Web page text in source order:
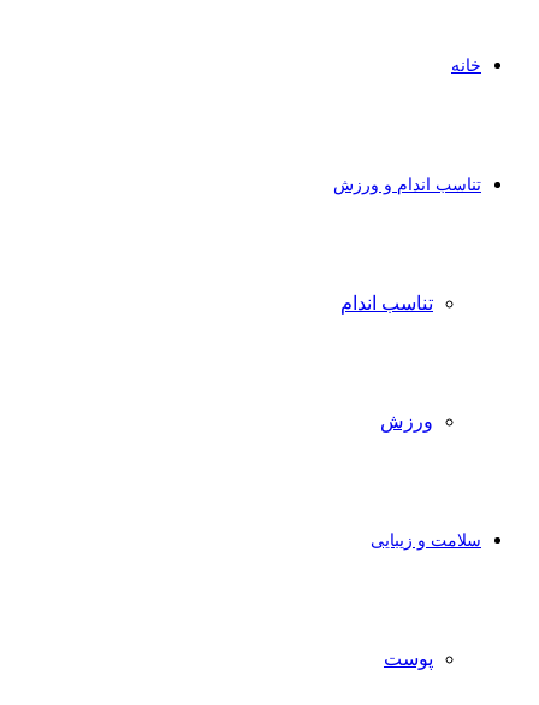
خانه
تناسب اندام و ورزش
تناسب اندام
ورزش
سلامت و زیبایی
پوست